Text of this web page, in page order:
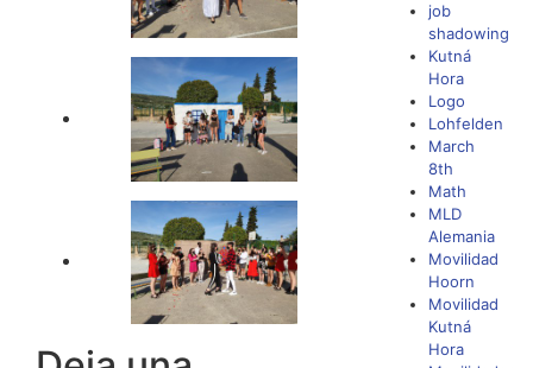
job
shadowing
Kutná
Hora
Logo
Lohfelden
March
8th
Math
MLD
Alemania
Movilidad
Hoorn
Movilidad
Kutná
Hora